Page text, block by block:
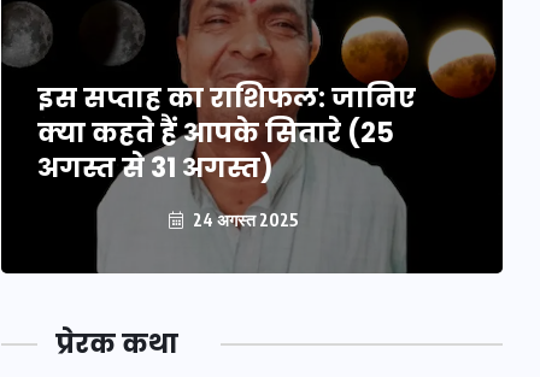
इस सप्ताह का राशिफल: जानिए
क्या कहते हैं आपके सितारे (25
अगस्त से 31 अगस्त)
24 अगस्त 2025
प्रेरक कथा